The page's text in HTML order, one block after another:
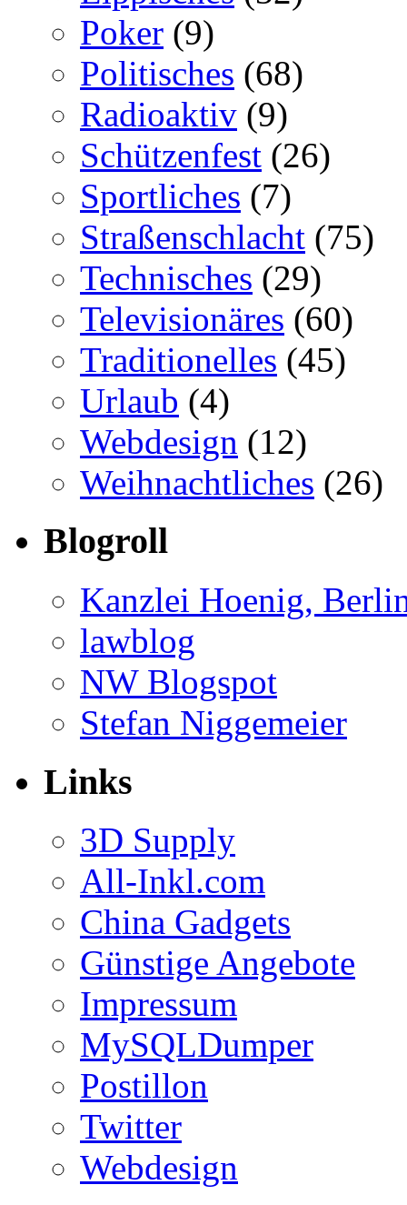
Poker (9)
Politisches (68)
Radioaktiv (9)
Schützenfest (26)
Sportliches (7)
Straßenschlacht (75)
Technisches (29)
Televisionäres (60)
Traditionelles (45)
Urlaub (4)
Webdesign (12)
Weihnachtliches (26)
Blogroll
Kanzlei Hoenig,
lawblog
NW Blogspot
Stefan Niggemeier
Links
3D Supply
All-Inkl.com
China Gadgets
Günstige Angebote
Impressum
MySQLDumper
Postillon
Twitter
Webdesign